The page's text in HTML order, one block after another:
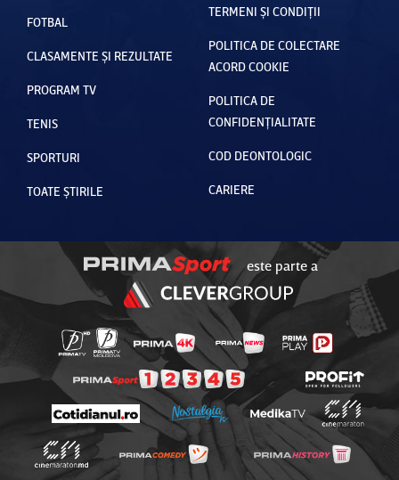
FOTBAL
CLASAMENTE ȘI REZULTATE
PROGRAM TV
TENIS
SPORTURI
TOATE ȘTIRILE
TERMENI ȘI CONDIȚII
POLITICA DE COLECTARE
ACORD COOKIE
POLITICA DE
CONFIDENȚIALITATE
COD DEONTOLOGIC
CARIERE
este parte a